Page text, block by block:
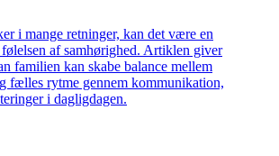
i mange retninger, kan det være en
af samhørighed. Artiklen giver
familien kan skabe balance mellem
fælles rytme gennem kommunikation,
i dagligdagen.